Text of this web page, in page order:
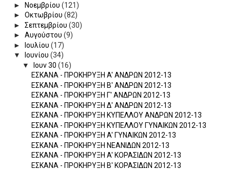
►
Νοεμβρίου (121)
► Οκτωβρίου (82)
► Σεπτεμβρίου (30)
► Αυγούστου (9)
►
Ιουλίου (17)
▼
Ιουνίου (34)
▼
Ιουν 30 (16)
ΕΣΚΑΝΑ - ΠΡΟΚΗΡΥΞΗ A' ΑΝΔΡΩΝ 2012-13
ΕΣΚΑΝΑ - ΠΡΟΚΗΡΥΞΗ B' ΑΝΔΡΩΝ 2012-13
ΕΣΚΑΝΑ - ΠΡΟΚΗΡΥΞΗ Γ' ΑΝΔΡΩΝ 2012-13
ΕΣΚΑΝΑ - ΠΡΟΚΗΡΥΞΗ Δ' ΑΝΔΡΩΝ 2012-13
ΕΣΚΑΝΑ - ΠΡΟΚΗΡΥΞΗ ΚΥΠΕΛΛΟΥ ΑΝΔΡΩΝ 2012-13
ΕΣΚΑΝΑ - ΠΡΟΚΗΡΥΞΗ ΚΥΠΕΛΛΟΥ ΓΥΝΑΙΚΩΝ 2012-13
ΕΣΚΑΝΑ - ΠΡΟΚΗΡΥΞΗ A' ΓΥΝΑΙΚΩΝ 2012-13
ΕΣΚΑΝΑ - ΠΡΟΚΗΡΥΞΗ NEANΙΔΩΝ 2012-13
ΕΣΚΑΝΑ - ΠΡΟΚΗΡΥΞΗ A' ΚΟΡΑΣΙΔΩΝ 2012-13
ΕΣΚΑΝΑ - ΠΡΟΚΗΡΥΞΗ B' ΚΟΡΑΣΙΔΩΝ 2012-13